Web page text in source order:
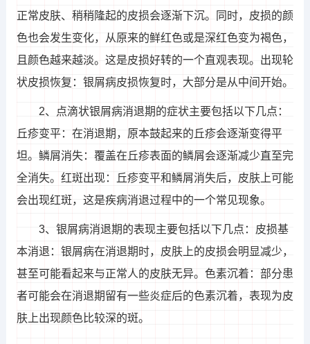
正常皮肤、稍稍隆起的皮损会逐渐下沉。同时，皮损的颜
色也会发生变化，从原来的鲜红色或是深红色变为褐色，
且颜色越来越淡。这是皮损好转的一个直观表现。出现轮
状皮损恢复：银屑病皮损恢复时，大部分是从中间开始。
2、点滴状银屑病消退期的症状主要包括以下几点：
丘疹变平：在消退期，原本鼓起来的丘疹会逐渐变得平
坦。鳞屑消失：覆盖在丘疹表面的鳞屑会逐渐减少直至完
全消失。红斑出现：丘疹变平和鳞屑消失后，皮肤上可能
会出现红斑，这是疾病消退过程中的一个常见现象。
3、银屑病消退期的表现主要包括以下几点：皮损基
本消退：银屑病在消退期时，皮肤上的皮损会明显减少，
甚至可能看起来与正常人的皮肤无异。色素沉着：部分患
者可能会在消退期留有一些炎症后的色素沉着，表现为皮
肤上出现颜色比较深的斑。